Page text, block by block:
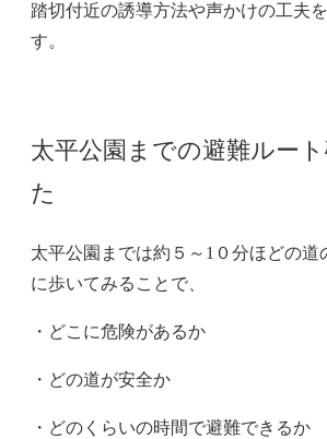
踏切付近の誘導方法や声かけの工夫
す。
太平公園までの避難ルー
た
太平公園までは約５～1０分ほどの道
に歩いてみることで、
・どこに危険があるか
・どの道が安全か
・どのくらいの時間で避難できるか